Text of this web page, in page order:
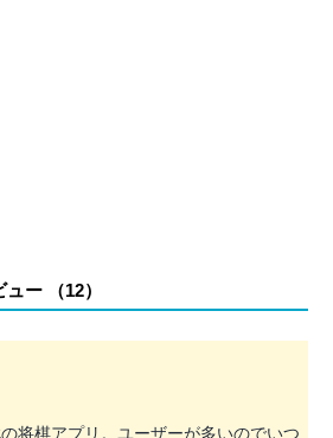
ュー （12）
将棋アプリ。ユーザーが多いのでいつ